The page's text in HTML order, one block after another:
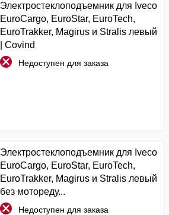
Электростеклоподъемник для Iveco
EuroCargo, EuroStar, EuroTech,
EuroTrakker, Magirus и Stralis левый
| Covind
Недоступен для заказа
Электростеклоподъемник для Iveco
EuroCargo, EuroStar, EuroTech,
EuroTrakker, Magirus и Stralis левый
без мотореду...
Недоступен для заказа